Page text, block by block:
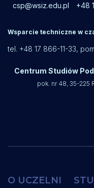
csp@wsiz.edu.pl +48
Wsparcie techniczne w
tel. +48 17 866-11-33,
Centrum Studiów
pok. nr 48, 35-225
O UCZELNI